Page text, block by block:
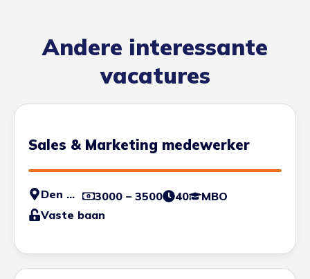
Andere interessante
vacatures
Sales & Marketing medewerker
Den Haag 3000 – 3500 40
MBO
Vaste baan